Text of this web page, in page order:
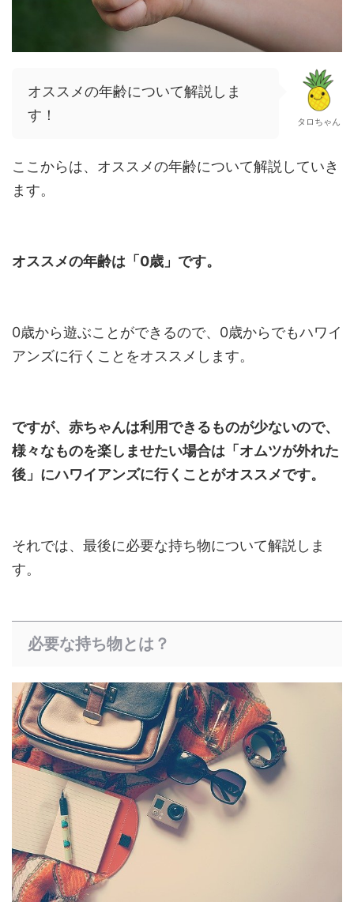
オススメの年齢について解説しま
す！
タロちゃん
ここからは、オススメの年齢について解説していき
ます。
オススメの年齢は「0歳」です。
0歳から遊ぶことができるので、0歳からでもハワイ
アンズに行くことをオススメします。
ですが、赤ちゃんは利用できるものが少ないので、
様々なものを楽しませたい場合は「オムツが外れた
後」にハワイアンズに行くことがオススメです。
それでは、最後に必要な持ち物について解説しま
す。
必要な持ち物とは？